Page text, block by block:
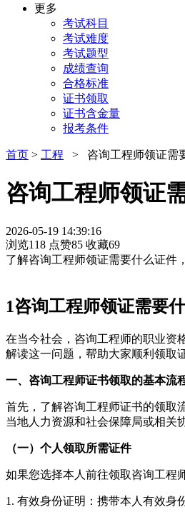
更多
考试科目
考试难度
考试题型
成绩查询
合格标准
证书领取
证书含金量
报考条件
首页 > 工程 > 咨询工程师领证需
咨询工程师领证
2026-05-19 14:39:16
浏览118 点赞85 收藏69
了解咨询工程师领证需要什么证件
1咨询工程师领证需要
在当今社会，咨询工程师的职业资
解读这一问题，帮助大家顺利领取
一、咨询工程师证书领取的基本流
首先，了解咨询工程师证书的领取
当地人力资源和社会保障局或相关
（一）个人领取所需证件
如果您选择本人前往领取咨询工程
1. 有效身份证明：携带本人有效身